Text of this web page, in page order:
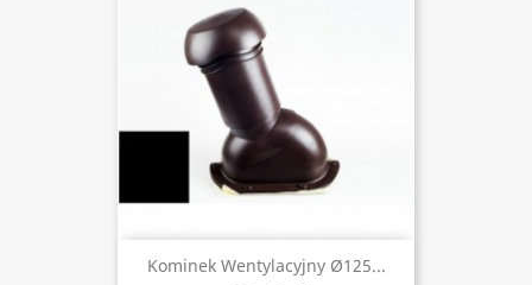
Kominek Wentylacyjny Ø125...